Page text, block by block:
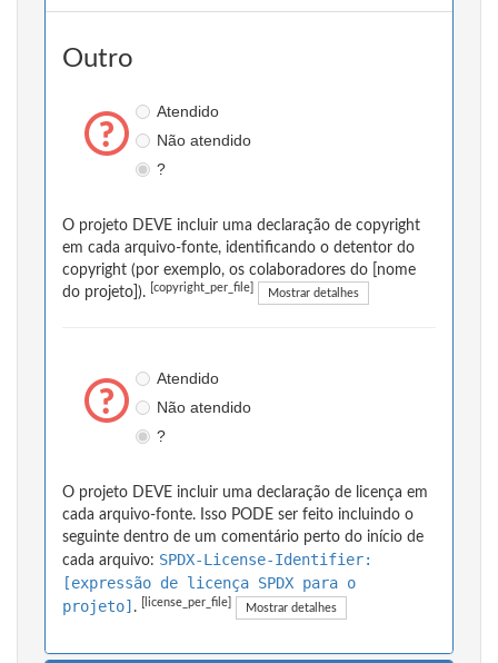
Outro
Atendido
Não atendido
?
O projeto DEVE incluir uma declaração de copyright
em cada arquivo-fonte, identificando o detentor do
copyright (por exemplo, os colaboradores do [nome
do projeto]).
[copyright_per_file] Mostrar detalhes
Atendido
Não atendido
?
O projeto DEVE incluir uma declaração de licença em
cada arquivo-fonte. Isso PODE ser feito incluindo o
seguinte dentro de um comentário perto do início de
cada arquivo: SPDX-License-Identifier:
[expressão de licença SPDX para o
projeto] . [license_per_file] Mostrar detalhes